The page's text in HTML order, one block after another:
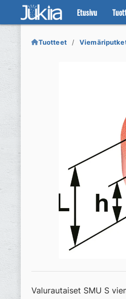
Etusivu
Siirry
navigointiin
Siirry
sisältöön
Tuotteet
Valurautaiset SMU S